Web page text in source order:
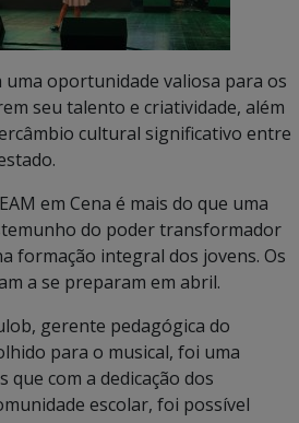
oportunidade valiosa para os
seu talento e criatividade, além
cultural significativo entre
em Cena é mais do que uma
do poder transformador
formação integral dos jovens. Os
a se preparam em abril.
gerente pedagógica do
para o musical, foi uma
com a dedicação dos
escolar, foi possível